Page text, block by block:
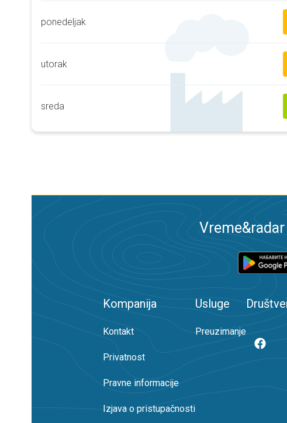
ponedeljak
utorak
sreda
Kompanija
Kontakt
Privatnost
Pravne informacije
Izjava o pristupačnosti
Usluge
Preuzimanje